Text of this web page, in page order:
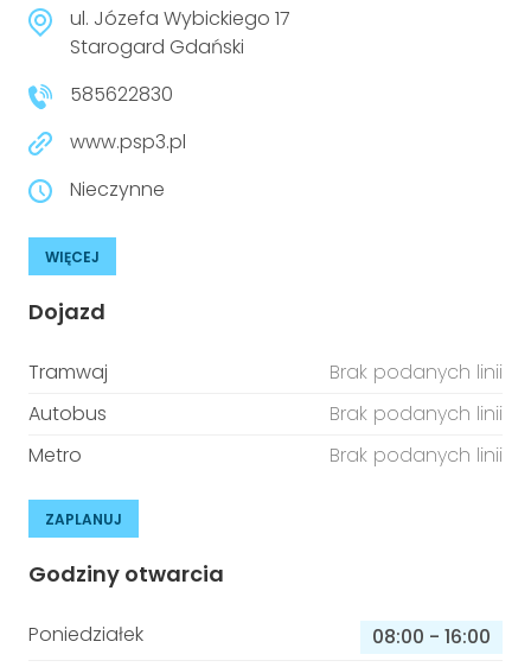
ul. Józefa Wybickiego 17
Starogard Gdański
585622830
www.psp3.pl
Nieczynne
WIĘCEJ
Dojazd
Tramwaj
Brak podanych linii
Autobus
Brak podanych linii
Metro
Brak podanych linii
ZAPLANUJ
Godziny otwarcia
Poniedziałek 08:00 - 16:00